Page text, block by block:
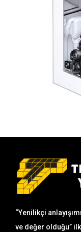
“Yenilikçi
ve değer olduğu”